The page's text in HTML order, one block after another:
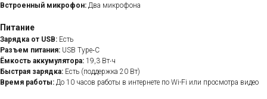
Встроенный микрофон: Два микрофона
Питание
Зарядка от USB: Есть
Разъем питания: USB Type‑C
Ёмкость аккумулятора: 19,3 Вт∙ч
Быстрая зарядка: Есть (поддержка 20 Вт)
Время работы: До 10 часов работы в интернете по Wi-Fi или просмотра видео